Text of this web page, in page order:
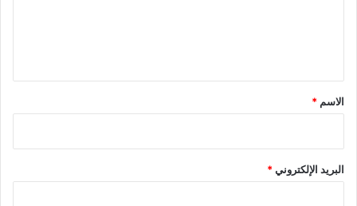
*
الاسم *
البريد الإلكتروني*